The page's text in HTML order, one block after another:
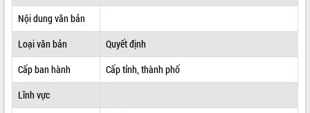
ĐIỂM TIN VĂN BẢN
QUY HOẠCH - KẾ HOẠCH
Nội dung văn bản
Loại văn bản
Quyết định
Cấp ban hành
Cấp tỉnh, thành phố
Lĩnh vực